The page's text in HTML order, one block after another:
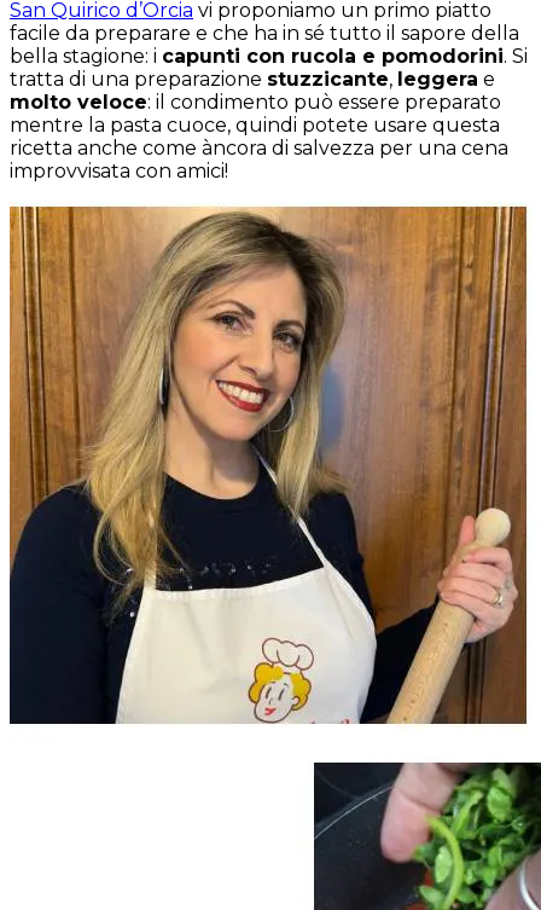
San Quirico d’Orcia vi proponiamo un primo piatto
facile da preparare e che ha in sé tutto il sapore della
bella stagione: i capunti con rucola e pomodorini. Si
tratta di una preparazione stuzzicante, leggera e
molto veloce: il condimento può essere preparato
mentre la pasta cuoce, quindi potete usare questa
ricetta anche come àncora di salvezza per una cena
improvvisata con amici!